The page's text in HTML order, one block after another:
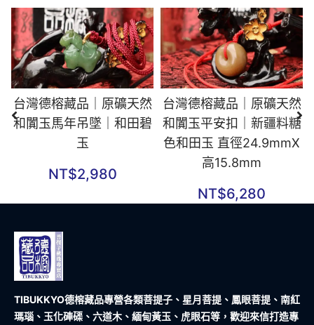
台灣德榕藏品｜原礦天然
和闐玉馬年吊墜｜和田碧
玉
NT$2,980
台灣德榕藏品｜原礦天然
和闐玉平安扣｜新疆料糖
色和田玉 直徑24.9mmX
高15.8mm
NT$6,280
TIBUKKYO德榕藏品專營各類菩提子、星月菩提、鳳眼菩提、南紅
瑪瑙、玉化硨磲、六道木、緬甸黃玉、虎眼石等，歡迎來信打造專